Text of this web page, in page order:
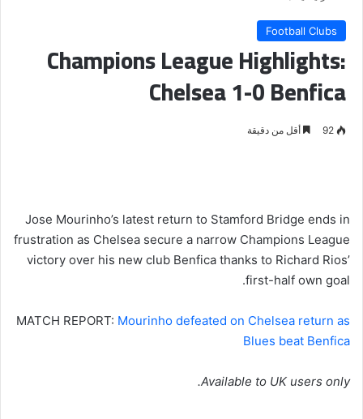
Football Clubs
Champions League Highlights:
Chelsea 1-0 Benfica
92 أقل من دقيقة
Jose Mourinho’s latest return to Stamford Bridge ends in
frustration as Chelsea secure a narrow Champions League
victory over his new club Benfica thanks to Richard Rios’
first-half own goal.
MATCH REPORT: Mourinho defeated on Chelsea return as
Blues beat Benfica
Available to UK users only.